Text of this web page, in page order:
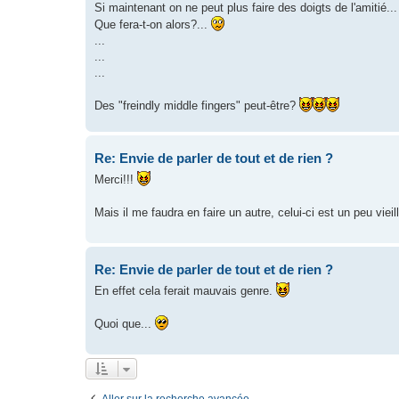
Si maintenant on ne peut plus faire des doigts de l'amitié...
Que fera-t-on alors?...
...
...
...
Des "freindly middle fingers" peut-être?
Re: Envie de parler de tout et de rien ?
Merci!!!
Mais il me faudra en faire un autre, celui-ci est un peu
Re: Envie de parler de tout et de rien ?
En effet cela ferait mauvais genre.
Quoi que...